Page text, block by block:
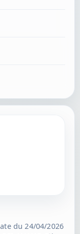
peut
le nombre de
actions de
au RCS de
du 24/04/2026